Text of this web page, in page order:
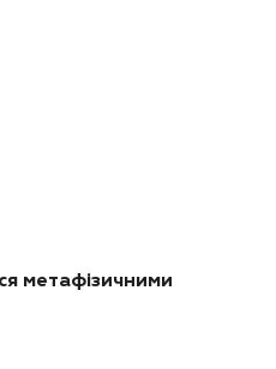
метафізичними